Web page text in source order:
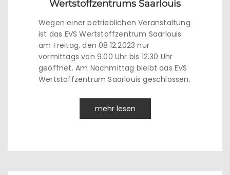
Wertstoffzentrums Saarlouis
Wegen einer betrieblichen Veranstaltung
ist das EVS Wertstoffzentrum Saarlouis
am Freitag, den 08.12.2023 nur
vormittags von 9.00 Uhr bis 12.30 Uhr
geöffnet. Am Nachmittag bleibt das EVS
Wertstoffzentrum Saarlouis geschlossen.
mehr lesen